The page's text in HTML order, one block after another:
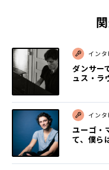
インタ
ダンサー
ュス・ラ
インタ
ユーゴ・
て、僕ら